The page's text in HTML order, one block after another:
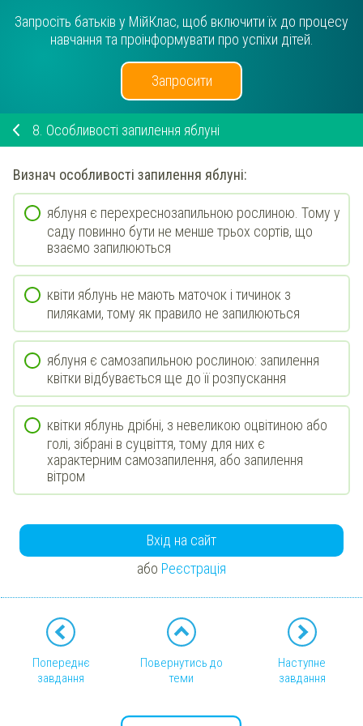
Запросіть батьків у МійКлас, щоб включити їх до процесу
навчання та проінформувати про успіхи дітей.
Запросити
8. Особливості запилення яблуні
Визнач особливості запилення яблуні:
яблуня є перехреснозапильною рослиною. Тому у
саду повинно бути не менше трьох сортів, що
взаємо запилюються
квіти яблунь не мають маточок і тичинок з
пиляками, тому як правило не запилюються
яблуня є самозапильною рослиною: запилення
квітки відбувається ще до її розпускання
квітки яблунь дрібні, з невеликою оцвітиною або
голі, зібрані в суцвіття, тому для них є
характерним самозапилення, або запилення
вітром
Вхід на сайт
або Реєстрація
Попереднє
завдання
Повернутись до
теми
Наступне
завдання